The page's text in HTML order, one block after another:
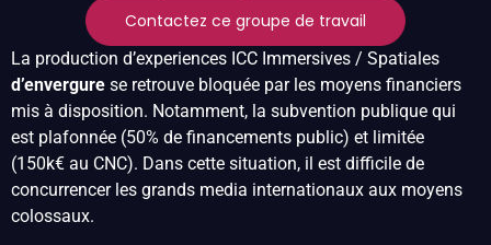
Contactez ce groupe de travail
La production d’experiences ICC Immersives / Spatiales
d’envergure se retrouve bloquée par les moyens financiers
mis à disposition. Notamment, la subvention publique qui
est plafonnée (50% de financements public) et limitée
(150k€ au CNC). Dans cette situation, il est difficile de
concurrencer les grands media internationaux aux moyens
colossaux.